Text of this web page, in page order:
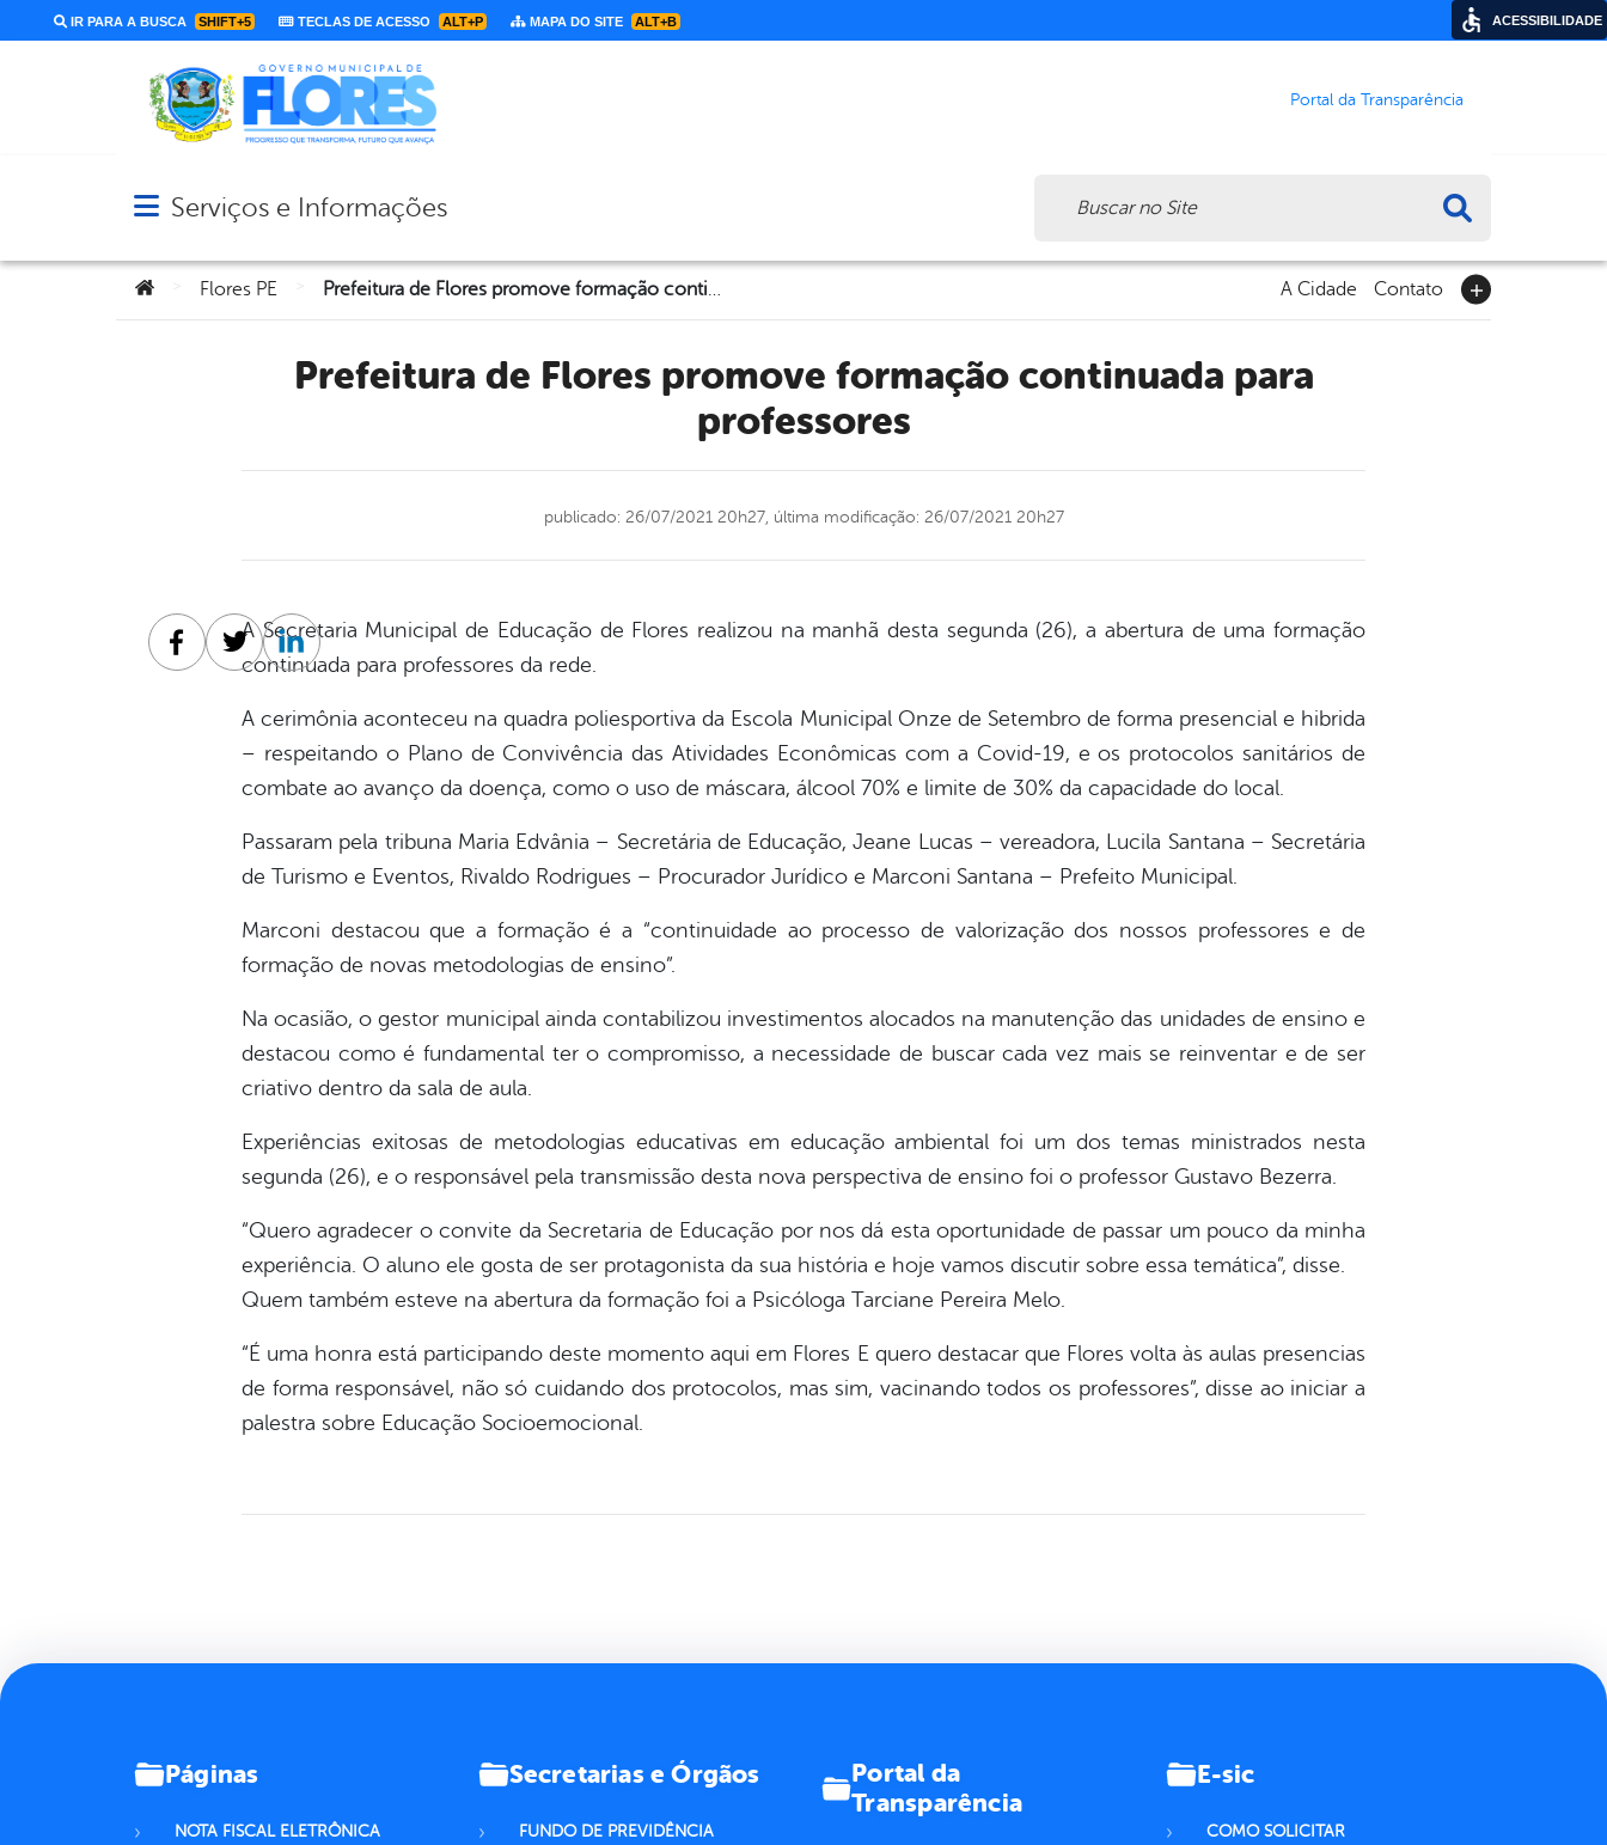
IR PARA A BUSCA SHIFT+5 TECLAS DE ACESSO ALT+P MAPA DO SITE ALT+B
Portal da Transparência
Abrir menu principal de navegação
Serviços e Informações
Você está aqui:
Flores PE Prefeitura de Flores promove formação continuada para professores A Cidade Contato
Prefeitura de Flores promove formação continuada para
professores
publicado: 26/07/2021 20h27, última modificação: 26/07/2021 20h27
A Secretaria Municipal de Educação de Flores realizou na manhã desta segunda (26), a abertura de uma formação
continuada para professores da rede.
A cerimônia aconteceu na quadra poliesportiva da Escola Municipal Onze de Setembro de forma presencial e hibrida
– respeitando o Plano de Convivência das Atividades Econômicas com a Covid-19, e os protocolos sanitários de
combate ao avanço da doença, como o uso de máscara, álcool 70% e limite de 30% da capacidade do local.
Passaram pela tribuna Maria Edvânia – Secretária de Educação, Jeane Lucas – vereadora, Lucila Santana – Secretária
de Turismo e Eventos, Rivaldo Rodrigues – Procurador Jurídico e Marconi Santana – Prefeito Municipal.
Marconi destacou que a formação é a “continuidade ao processo de valorização dos nossos professores e de
formação de novas metodologias de ensino”.
Na ocasião, o gestor municipal ainda contabilizou investimentos alocados na manutenção das unidades de ensino e
destacou como é fundamental ter o compromisso, a necessidade de buscar cada vez mais se reinventar e de ser
criativo dentro da sala de aula.
Experiências exitosas de metodologias educativas em educação ambiental foi um dos temas ministrados nesta
segunda (26), e o responsável pela transmissão desta nova perspectiva de ensino foi o professor Gustavo Bezerra.
“Quero agradecer o convite da Secretaria de Educação por nos dá esta oportunidade de passar um pouco da minha
experiência. O aluno ele gosta de ser protagonista da sua história e hoje vamos discutir sobre essa temática”, disse.
Quem também esteve na abertura da formação foi a Psicóloga Tarciane Pereira Melo.
“É uma honra está participando deste momento aqui em Flores E quero destacar que Flores volta às aulas presencias
de forma responsável, não só cuidando dos protocolos, mas sim, vacinando todos os professores”, disse ao iniciar a
palestra sobre Educação Socioemocional.
Facebook
TwitterLinkedin
Páginas
NOTA FISCAL ELETRÔNICA
Secretarias e Órgãos
FUNDO DE PREVIDÊNCIA
Portal da
Transparência
E-sic
COMO SOLICITAR
ACESSIBILIDADE